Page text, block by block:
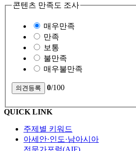
콘텐츠 만족도 조사
매우만족
만족
보통
불만족
매우불만족
0/100
QUICK LINK
주제별 키워드
아세안·인도·남아시아